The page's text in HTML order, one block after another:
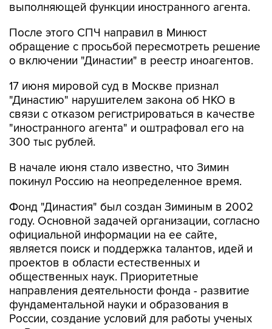
После этого СПЧ направил в Минюст
о включении "Династии" в реестр иноагентов.
17 июня мировой суд в Москве признал
связи с отказом регистрироваться в качестве
"иностранного агента" и оштрафовал его на
300 тыс рублей.
В начале июня стало известно, что Зимин
Фонд "Династия" был создан Зиминым в 2002
официальной информации на ее сайте,
является поиск и поддержка талантов, идей и
проектов в области естественных и
общественных наук. Приоритетные
направления деятельности фонда - развитие
фундаментальной науки и образования в
России, создание условий для работы ученых
на Родине, популяризация науки и
просвещение.